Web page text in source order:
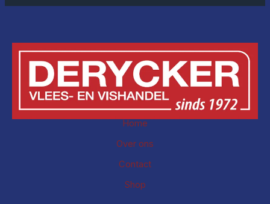
Home
Over ons
Contact
Shop